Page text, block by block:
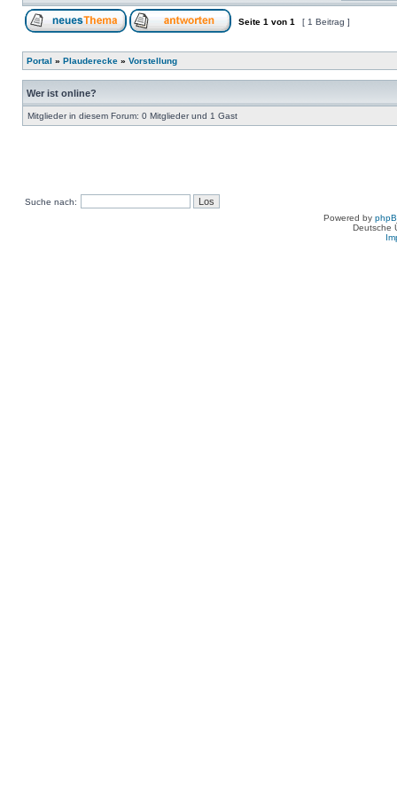
Seite 1 von 1 [ 1 Beitrag ]
Portal » Plauderecke » Vorstellung
Wer ist online?
Mitglieder in diesem Forum: 0 Mitglieder und 1 Gast
Suche nach:
Powered by
Deutsche